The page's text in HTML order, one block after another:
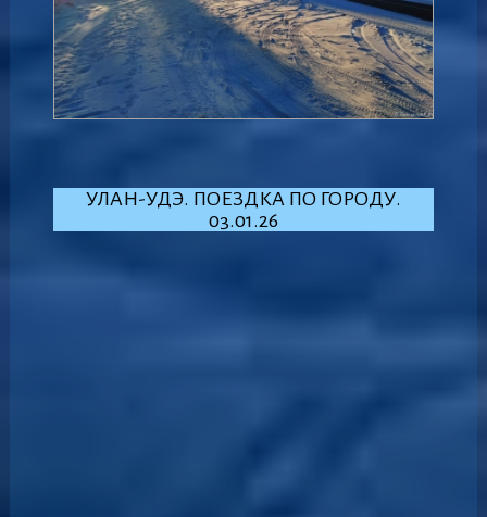
УЛАН-УДЭ. ПОЕЗДКА ПО ГОРОДУ.
03.01.26